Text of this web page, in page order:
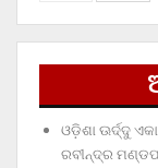
ଓଡ଼ିଶା ଊର୍ଦ୍ଦୁ
ରବୀନ୍ଦ୍ର